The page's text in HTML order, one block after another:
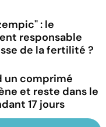
: le
responsable
de la fertilité ?
un comprimé
et reste dans le
17 jours